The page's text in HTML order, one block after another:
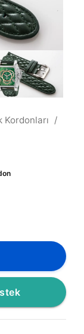
Kordonları